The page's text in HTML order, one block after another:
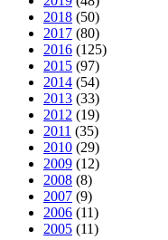
2018 (50)
2017 (80)
2016 (125)
2015 (97)
2014 (54)
2013 (33)
2012 (19)
2011 (35)
2010 (29)
2009 (12)
2008 (8)
2007 (9)
2006 (11)
2005 (11)